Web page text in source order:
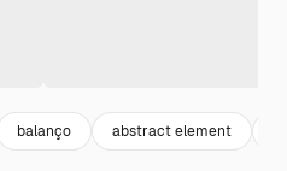
balanço abstract element